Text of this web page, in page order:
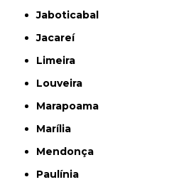
Jaboticabal
Jacareí
Limeira
Louveira
Marapoama
Marília
Mendonça
Paulínia